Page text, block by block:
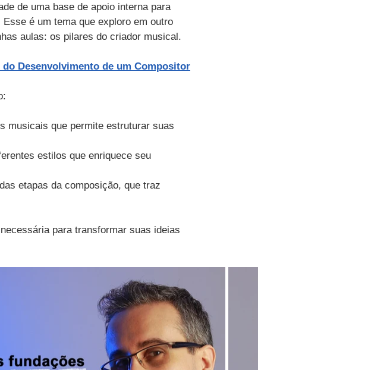
de uma base de apoio interna para
é um tema que exploro em outro
aulas: os pilares do criador musical.
Desenvolvimento de um Compositor
musicais que permite estruturar suas
estilos que enriquece seu
etapas da composição, que traz
para transformar suas ideias